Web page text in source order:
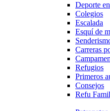
Deporte
Colegios
Escalada
Esquí de
Carreras
Refugios
Primeros
Consejos
Refu